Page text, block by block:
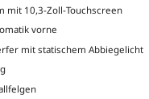
mit 10,3-Zoll-Touchscreen
vorne
mit statischem Abbiegelicht